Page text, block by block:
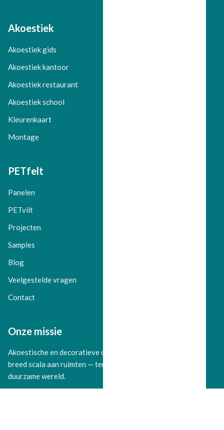
Akoestiek
Akoestiek gids
Akoestiek kantoor
Akoestiek restaurant
Akoestiek school
Kleurenkaart
Montage
PETfelt
Panelen
PETvilt
Projecten
Samples
Blog
Veelgestelde vragen
Contact
Onze missie
Akoestische en decoratieve oplossingen bieden voor een
breed scala aan ruimten — terwijl we bijdragen aan een
duurzame wereld.